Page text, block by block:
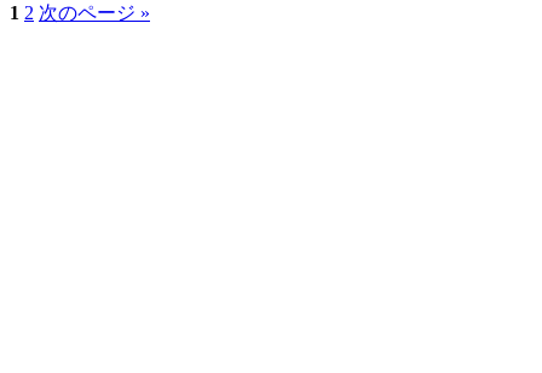
1 2 次のページ »